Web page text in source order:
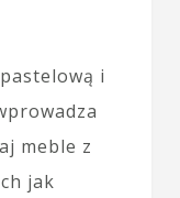
i
meble z
jak